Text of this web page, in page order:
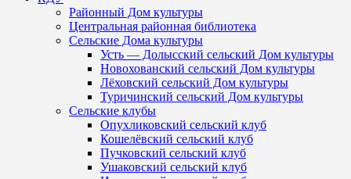
Районный Дом культуры
Центральная районная библиотека
Сельские Дома культуры
Усть — Долысский сельский Дом культуры
Новохованский сельский Дом культуры
Лёховский сельский Дом культуры
Туричинский сельский Дом культуры
Сельские клубы
Опухликовский сельский клуб
Кошелёвский сельский клуб
Пучковский сельский клуб
Ушаковский сельский клуб